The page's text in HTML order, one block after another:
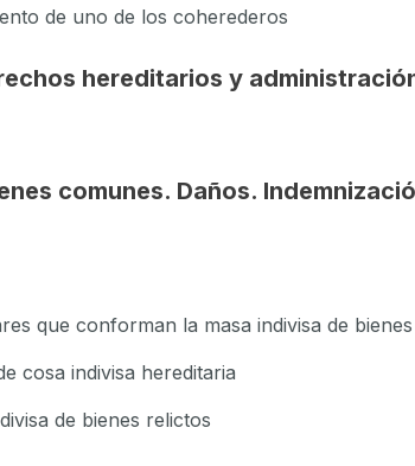
de uno de los coherederos
hereditarios y
comunes. Daños.
que conforman la masa indivisa de bienes
cosa indivisa hereditaria
de bienes relictos